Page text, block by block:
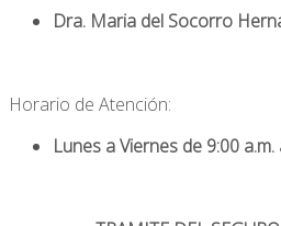
Dra. Maria del Socorro
Horario de Atención:
Lunes a Viernes de 9:00 a.m.